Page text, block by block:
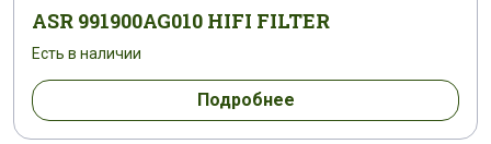
ASR 991900AG010 HIFI FILTER
Есть в наличии
Подробнее